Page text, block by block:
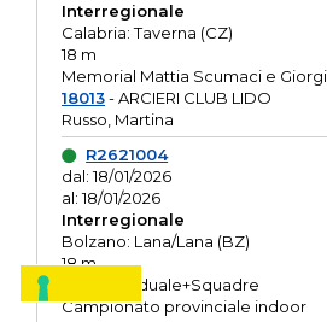
Interregionale
Calabria: Taverna (CZ)
18 m
Memorial Mattia Scumaci e
18013- ARCIERI CLUB LIDO
Russo, Martina
R2621004
dal: 18/01/2026
al: 18/01/2026
Interregionale
Bolzano: Lana/Lana (BZ)
18 m
O.R. Individuale+Squadre
Campionato provinciale indoor